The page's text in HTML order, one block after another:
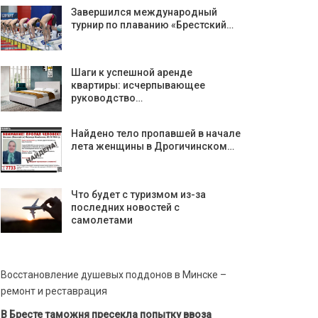
Завершился международный
турнир по плаванию «Брестский…
Шаги к успешной аренде
квартиры: исчерпывающее
руководство…
Найдено тело пропавшей в начале
лета женщины в Дрогичинском…
Что будет с туризмом из-за
последних новостей с
самолетами
Восстановление душевых поддонов в Минске –
ремонт и реставрация
В Бресте таможня пресекла попытку ввоза